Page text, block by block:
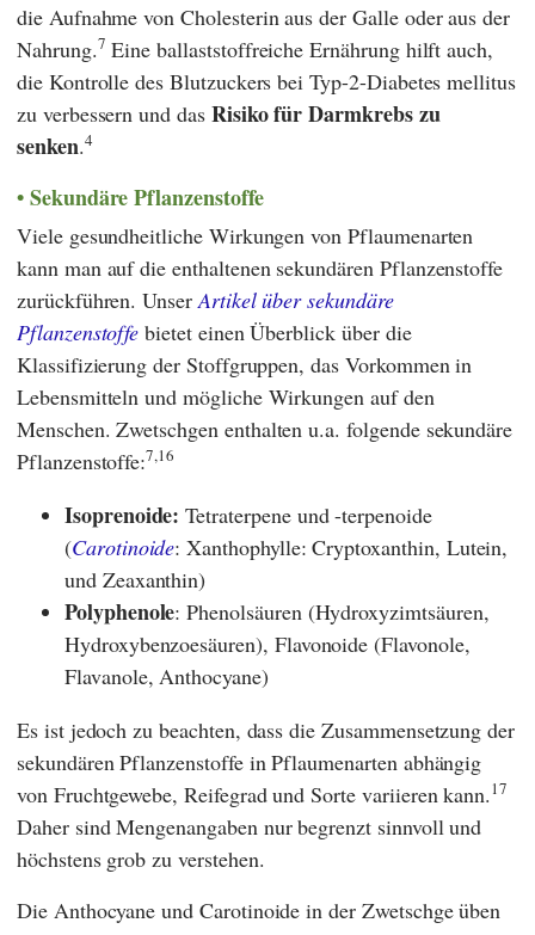
die Aufnahme von Cholesterin aus der Galle oder aus der
Nahrung.7 Eine ballaststoffreiche Ernährung hilft auch,
die Kontrolle des Blutzuckers bei Typ-2-Diabetes mellitus
zu verbessern und das Risiko für Darmkrebs zu
senken.4
Sekundäre Pflanzenstoffe
Viele gesundheitliche Wirkungen von Pflaumenarten
kann man auf die enthaltenen sekundären Pflanzenstoffe
zurückführen. UnserArtikel über sekundäre
Pflanzenstoffe bietet einen Überblick über die
Klassifizierung der Stoffgruppen, das Vorkommen in
Lebensmitteln und mögliche Wirkungen auf den
Menschen. Zwetschgen enthalten u.a. folgende sekundäre
Pflanzenstoffe:7,16
Isoprenoide:Tetraterpene und -terpenoide
(Carotinoide: Xanthophylle: Cryptoxanthin, Lutein,
und Zeaxanthin)
Polyphenole: Phenolsäuren (Hydroxyzimtsäuren,
Hydroxybenzoesäuren), Flavonoide (Flavonole,
Flavanole, Anthocyane)
Es ist jedoch zu beachten, dass die Zusammensetzung der
sekundären Pflanzenstoffe in Pflaumenarten abhängig
von Fruchtgewebe, Reifegrad und Sorte variieren kann.17
Daher sind Mengenangaben nur begrenzt sinnvoll und
höchstens grob zu verstehen.
Die Anthocyane und Carotinoide in der Zwetschge üben